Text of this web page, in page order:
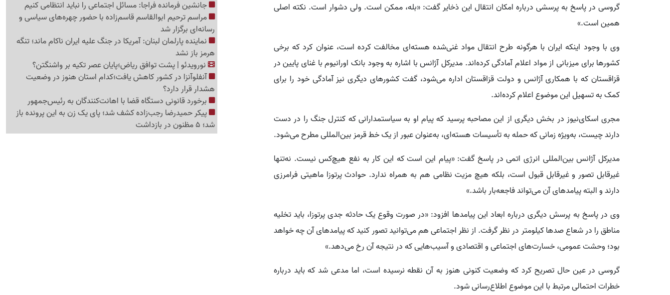
گروسی در پاسخ به پرسشی درباره امکان انتقال این ذخایر گفت: «بله، ممکن است. ولی دشوار است. نکته اصلی
همین است.»
وی با وجود اینکه ایران با هرگونه طرح انتقال مواد غنی‌شده هسته‌ای مخالفت کرده است، عنوان کرد که برخی
کشورها برای میزبانی از مواد اعلام آمادگی کرده‌اند. مدیرکل آژانس با اشاره به وجود بانک اورانیوم با غنای پایین در
قزاقستان که با همکاری آژانس و دولت قزاقستان اداره می‌شود، گفت کشورهای دیگری نیز آمادگی خود را برای
کمک به تسهیل این موضوع اعلام کرده‌اند.
مجری اسکای‌نیوز در بخش دیگری از این مصاحبه پرسید که پیام او به سیاستمدارانی که کنترل جنگ را در دست
دارند چیست، به‌ویژه زمانی که حمله به تأسیسات هسته‌ای، به‌عنوان عبور از یک خط قرمز بین‌المللی مطرح می‌شود.
مدیرکل آژانس بین‌المللی انرژی اتمی در پاسخ گفت: «پیام این است که این کار به نفع هیچ‌کس نیست. نه‌تنها
غیرقابل تصور و غیرقابل قبول است، بلکه هیچ مزیت نظامی هم به همراه ندارد. حوادث پرتوزا ماهیتی فرامرزی
دارند و البته پیامدهای آن می‌تواند فاجعه‌بار باشد.»
وی در پاسخ به پرسش دیگری درباره ابعاد این پیامدها افزود: «در صورت وقوع یک حادثه جدی پرتوزا، باید تخلیه
مناطق را در شعاع صدها کیلومتر در نظر گرفت. از نظر اجتماعی هم می‌توانید تصور کنید که پیامدهای آن چه خواهد
بود؛ وحشت عمومی، خسارت‌های اجتماعی و اقتصادی و آسیب‌هایی که در نتیجه آن رخ می‌دهد.»
گروسی در عین حال تصریح کرد که وضعیت کنونی هنوز به آن نقطه نرسیده است، اما مدعی شد که باید درباره
خطرات احتمالی مرتبط با این موضوع اطلاع‌رسانی شود.
جانشین فرمانده فراجا: مسائل اجتماعی را نباید انتظامی کنیم
مراسم ترحیم ابوالقاسم قاسم‌زاده با حضور چهره‌های سیاسی و
رسانه‌ای برگزار شد
نماینده پارلمان لبنان: آمریکا در جنگ علیه ایران ناکام ماند؛ تنگه
هرمز باز نشد
نورویدئو | پشت توافق ریاض؛پایان عصر تکیه بر واشنگتن؟
آنفلوآنزا در کشور کاهش یافت؛کدام استان هنوز در وضعیت
هشدار قرار دارد؟
برخورد قانونی دستگاه قضا با اهانت‌کنندگان به رئیس‌جمهور
پیکر حمیدرضا رجب‌زاده کشف شد؛ پای یک زن به این پرونده باز
شد؛ 5 مظنون در بازداشت